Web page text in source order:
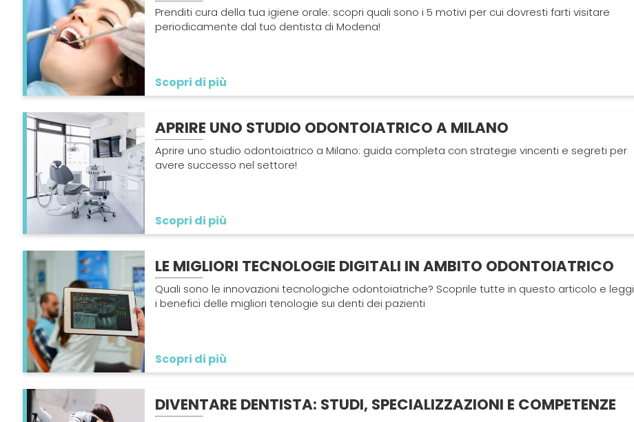
Prenditi cura della tua igiene orale: scopri quali sono i 5 motivi per cui dovresti farti visitare
periodicamente dal tuo dentista di Modena!
Scopri di più
APRIRE UNO STUDIO ODONTOIATRICO A MILANO
Aprire uno studio odontoiatrico a Milano: guida completa con strategie vincenti e segreti per
avere successo nel settore!
Scopri di più
LE MIGLIORI TECNOLOGIE DIGITALI IN AMBITO ODONTOIATRICO
Quali sono le innovazioni tecnologiche odontoiatriche? Scoprile tutte in questo articolo e leggi
i benefici delle migliori tenologie sui denti dei pazienti
Scopri di più
DIVENTARE DENTISTA: STUDI, SPECIALIZZAZIONI E COMPETENZE